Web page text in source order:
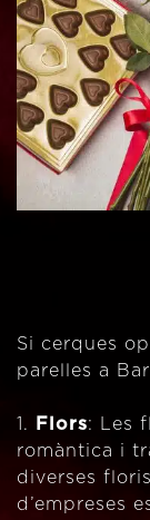
Si cerques
parelles a
1. Flors: Les
romàntica i
diverses
d’empreses